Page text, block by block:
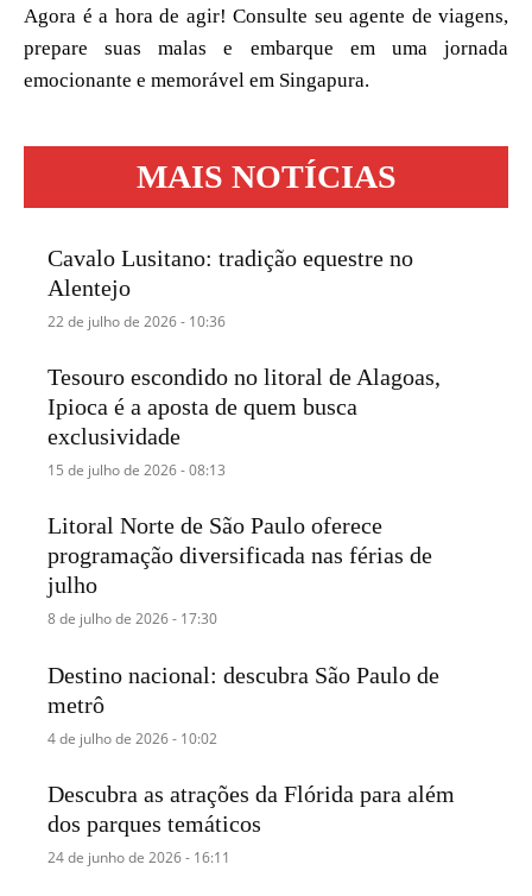
Agora é a hora de agir! Consulte seu agente de viagens,
prepare suas malas e embarque em uma jornada
emocionante e memorável em Singapura.
MAIS NOTÍCIAS
Cavalo Lusitano: tradição equestre no
Alentejo
22 de julho de 2026 - 10:36
Tesouro escondido no litoral de Alagoas,
Ipioca é a aposta de quem busca
exclusividade
15 de julho de 2026 - 08:13
Litoral Norte de São Paulo oferece
programação diversificada nas férias de
julho
8 de julho de 2026 - 17:30
Destino nacional: descubra São Paulo de
metrô
4 de julho de 2026 - 10:02
Descubra as atrações da Flórida para além
dos parques temáticos
24 de junho de 2026 - 16:11